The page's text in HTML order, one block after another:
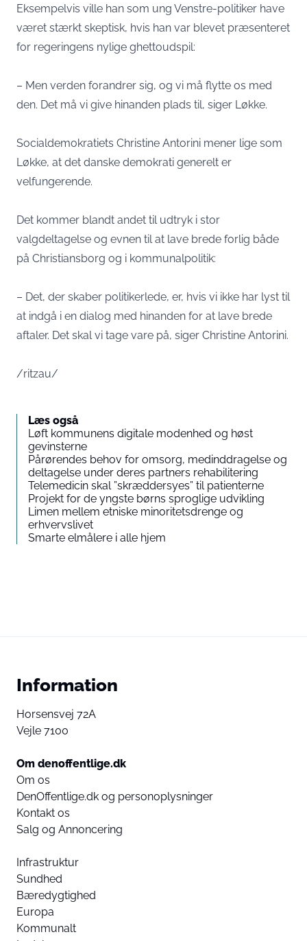
Eksempelvis ville han som ung Venstre-politiker have
været stærkt skeptisk, hvis han var blevet præsenteret
for regeringens nylige ghettoudspil:
– Men verden forandrer sig, og vi må flytte os med
den. Det må vi give hinanden plads til, siger Løkke.
Socialdemokratiets Christine Antorini mener lige som
Løkke, at det danske demokrati generelt er
velfungerende.
Det kommer blandt andet til udtryk i stor
valgdeltagelse og evnen til at lave brede forlig både
på Christiansborg og i kommunalpolitik:
– Det, der skaber politikerlede, er, hvis vi ikke har lyst til
at indgå i en dialog med hinanden for at lave brede
aftaler. Det skal vi tage vare på, siger Christine Antorini.
/ritzau/
Læs også
Løft kommunens digitale modenhed og høst
gevinsterne
Pårørendes behov for omsorg, medinddragelse og
deltagelse under deres partners rehabilitering
Telemedicin skal ”skræddersyes” til patienterne
Projekt for de yngste børns sproglige udvikling
Limen mellem etniske minoritetsdrenge og
erhvervslivet
Smarte elmålere i alle hjem
Information
Horsensvej 72A
Vejle 7100
Om denoffentlige.dk
Om os
DenOffentlige.dk og personoplysninger
Kontakt os
Salg og Annoncering
Infrastruktur
Sundhed
Bæredygtighed
Europa
Kommunalt